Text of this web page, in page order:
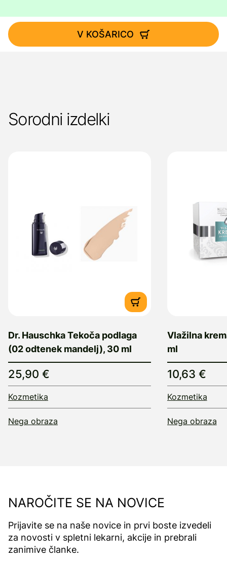
V KOŠARICO
Sorodni izdelki
Dr. Hauschka Tekoča podlaga
(02 odtenek mandelj), 30 ml
25,90 €
Kozmetika
Nega obraza
Vlažilna
ml
10,63 €
Kozmetika
Nega obraza
NAROČITE SE NA NOVICE
Prijavite se na naše novice in prvi boste izvedeli
za novosti v spletni lekarni, akcije in prebrali
zanimive članke.